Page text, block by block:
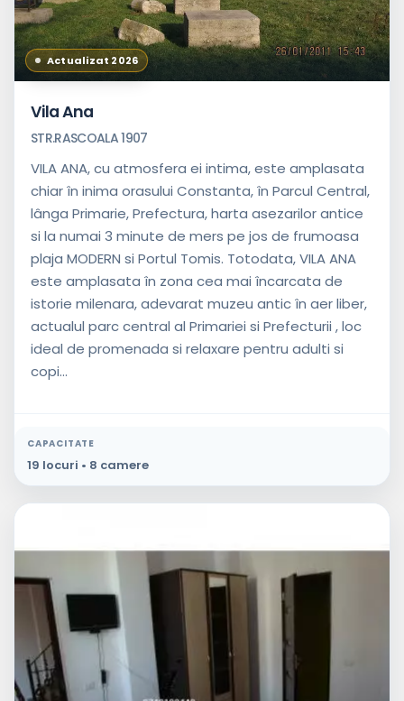
Actualizat 2026
Vila Ana
STR.RASCOALA 1907
VILA ANA, cu atmosfera ei intima, este amplasata
chiar în inima orasului Constanta, în Parcul Central,
lânga Primarie, Prefectura, harta asezarilor antice
si la numai 3 minute de mers pe jos de frumoasa
plaja MODERN si Portul Tomis. Totodata, VILA ANA
este amplasata în zona cea mai încarcata de
istorie milenara, adevarat muzeu antic în aer liber,
actualul parc central al Primariei si Prefecturii , loc
ideal de promenada si relaxare pentru adulti si
copi...
CAPACITATE
19 locuri • 8 camere